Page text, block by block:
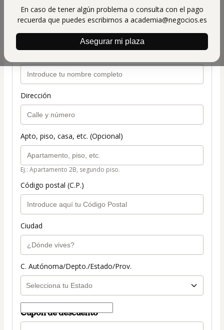
En caso de tener algún problema o consulta con el pago
recuerda que puedes escribirnos a academia@negocios.es
Asegurar mi plaza
Confirma tu email
Dirección
Apto, piso, casa, etc. (Opcional)
Ej.: Apartamento 2B, segundo piso.
Código postal (C.P.)
Ciudad
C. Autónoma/Depto./Estado/Prov.
Cupón de descuento